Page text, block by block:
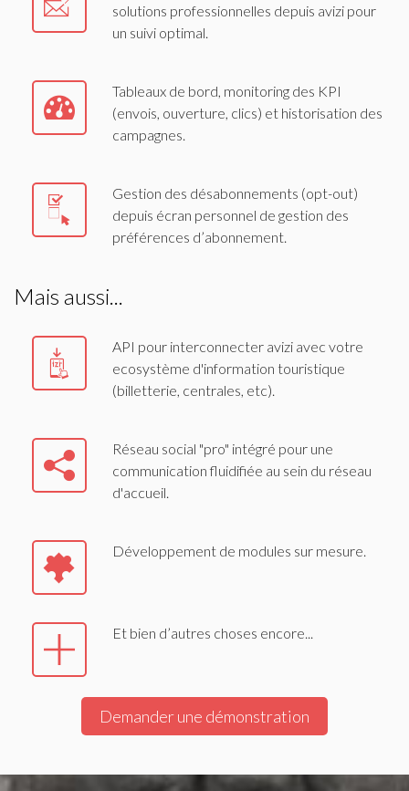
solutions professionnelles depuis avizi pour
un suivi optimal.
Tableaux de bord, monitoring des KPI
(envois, ouverture, clics) et historisation des
campagnes.
Gestion des désabonnements (opt-out)
depuis écran personnel de gestion des
préférences d’abonnement.
Mais aussi...
API pour interconnecter avizi avec votre
ecosystème d'information touristique
(billetterie, centrales, etc).
Réseau social "pro" intégré pour une
communication fluidifiée au sein du réseau
d'accueil.
Développement de modules sur mesure.
Et bien d’autres choses encore...
Demander une démonstration